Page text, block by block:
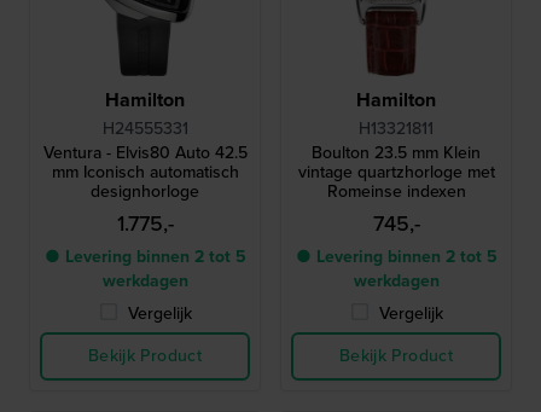
Hamilton
H24555331
Ventura - Elvis80 Auto 42.5
mm Iconisch automatisch
designhorloge
1.775,-
● Levering binnen 2 tot 5
werkdagen
Vergelijk
Bekijk Product
Hamilton
H13321811
Boulton 23.5 mm Klein
vintage quartzhorloge met
Romeinse indexen
745,-
● Levering binnen 2 tot 5
werkdagen
Vergelijk
Bekijk Product